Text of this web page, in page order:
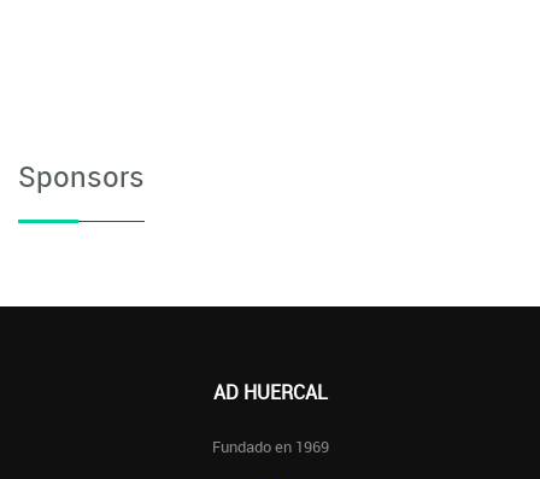
Sponsors
AD HUERCAL
Fundado en 1969